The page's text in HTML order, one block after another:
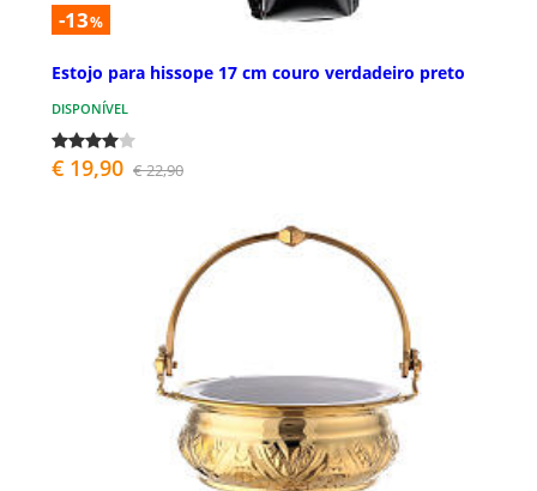
-13%
Estojo para hissope 17 cm couro verdadeiro preto
DISPONÍVEL
€ 19,90 € 22,90